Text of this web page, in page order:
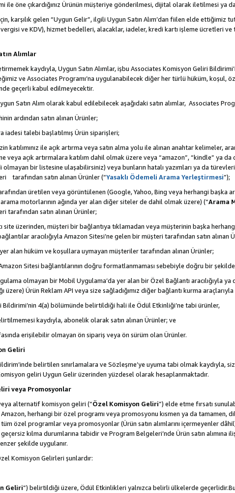
ile öne çıkardığınız Ürünün müşteriye gönderilmesi, dijital olarak iletilmesi ya
karşılık gelen “Uygun Gelir”, ilgili Uygun Satın Alım’dan fiilen elde
ve KDV), hizmet bedelleri, alacaklar, iadeler, kredi kartı işleme ücretleri
Alımlar
kaydıyla, Uygun Satın Alımlar, işbu Associates Komisyon Geliri
ve Associates Programı’na uygulanabilecek diğer her türlü hüküm, koşul,
geçerli kabul edilmeyecektir.
Satın Alım olarak kabul edilebilecek aşağıdaki satın alımlar, Associates
ardından satın alınan Ürünler;
iadesi talebi başlatılmış Ürün siparişleri;
katılımınız ile açık artırma veya satın alma yolu ile alınan anahtar kelimeler,
veya açık artırmalara katılım dahil olmak üzere veya “amazon”, “kindle” ya da
olmayan bir listesine ulaşabilirsiniz) veya bunların hatalı yazımları ya da
tarafından satın alınan Ürünler (“Yasaklı Ödemeli Arama Yerleştirmesi”);
üretilen veya görüntülenen (Google, Yahoo, Bing veya herhangi başka
motorlarının ağında yer alan diğer siteler de dahil olmak üzere) (“Arama
tarafından satın alınan Ürünler;
site üzerinden, müşteri bir bağlantıya tıklamadan veya müşterinin başka
aracılığıyla Amazon Sitesi’ne gelen bir müşteri tarafından satın alınan
alan hüküm ve koşullara uymayan müşteriler tarafından alınan Ürünler;
Sitesi bağlantılarının doğru formatlanmaması sebebiyle doğru bir
olmayan bir Mobil Uygulama’da yer alan bir Özel Bağlantı aracılığıyla
üzere) Ürün Reklam API veya size sağladığımız diğer bağlantı kurma
Bildirimi’nin 4(a) bölümünde belirtildiği hali ile Ödül Etkinliği’ne tabi ürünler,
kaydıyla, abonelik olarak satın alınan Ürünler; ve
erişilebilir olmayan ön sipariş veya ön sürüm olan Ürünler.
Geliri
belirtilen sınırlamalara ve Sözleşme’ye uyuma tabi olmak kaydıyla,
geliri Uygun Gelir üzerinden yüzdesel olarak hesaplanmaktadır.
veya Promosyonlar
alternatif komisyon geliri (“Özel Komisyon Geliri”) elde etme fırsatı
Amazon, herhangi bir özel programı veya promosyonu kısmen ya da tamamen,
özel programlar veya promosyonlar (Ürün satın alımlarını içermeyenler
kılma durumlarına tabidir ve Program Belgeleri’nde Ürün satın
şekilde uygulanır.
Komisyon Gelirleri şunlardır:
Geliri”) belirtildiği üzere, Ödül Etkinlikleri yalnızca belirli ülkelerde